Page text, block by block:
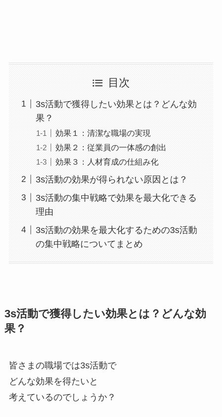
目次
3s活動で獲得したい効果とは？どんな効
果？
効果１：清潔な職場の実現
効果２：従業員の一体感の創出
効果３：人材育成の仕組み化
3s活動の効果が得られない原因とは？
3s活動の集中戦略で効果を最大化できる
理由
3s活動の効果を最大化するための3s活動
の集中戦略についてまとめ
3s活動で獲得したい効果とは？どんな効
果？
皆さまの職場では3s活動で
どんな効果を得たいと
考えているのでしょうか？